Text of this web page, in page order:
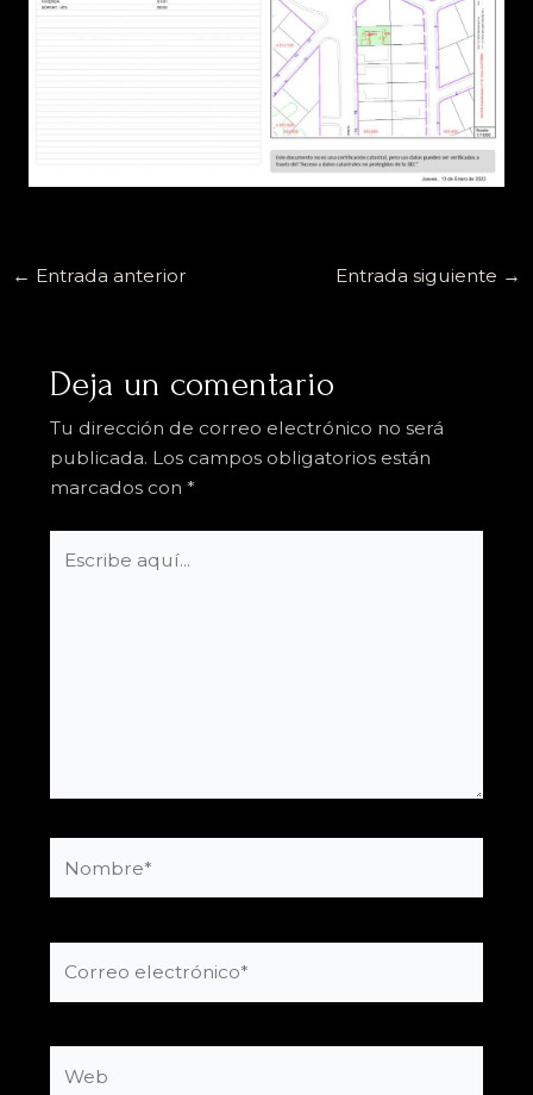
← Entrada anterior Entrada siguiente →
Deja un comentario
Tu dirección de correo electrónico no será
publicada. Los campos obligatorios están
marcados con *
aquí...
electrónico*